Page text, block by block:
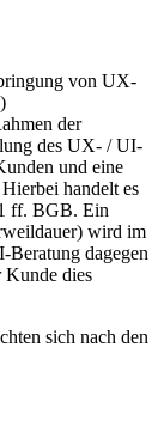
von UX-
der
des UX- / UI-
und eine
handelt es
ff. BGB. Ein
wird im
dagegen
Kunde dies
sich nach den